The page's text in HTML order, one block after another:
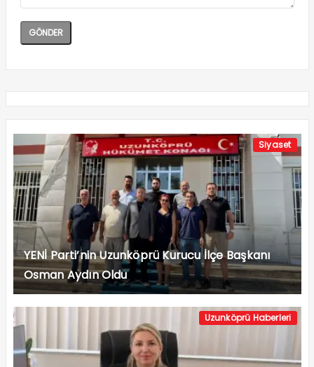
Siyaset
YENİ Parti’nin Uzunköprü Kurucu İlçe Başkanı
Osman Aydın Oldu
Uzunköprü Haberleri